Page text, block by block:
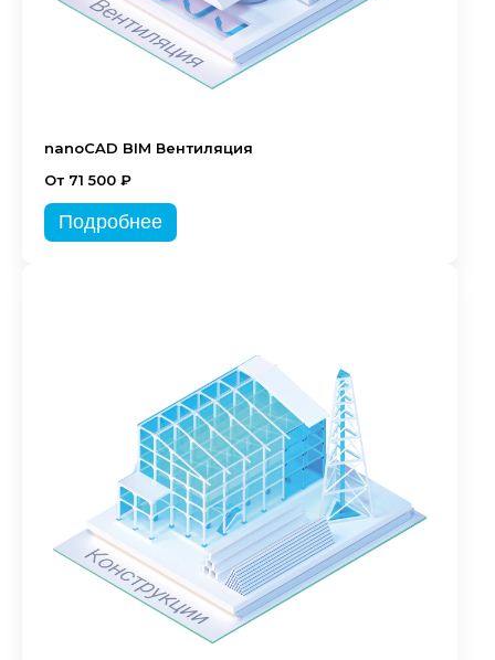
nanoCAD BIM Вентиляция
От 71 500 ₽
Подробнее